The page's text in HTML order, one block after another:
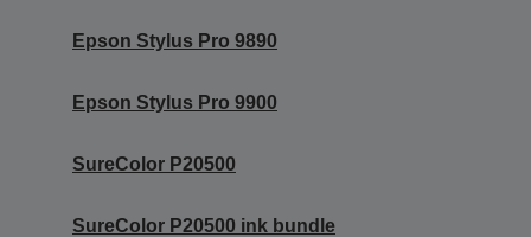
Epson Stylus Pro 9890
Epson Stylus Pro 9900
SureColor P20500
SureColor P20500 ink bundle